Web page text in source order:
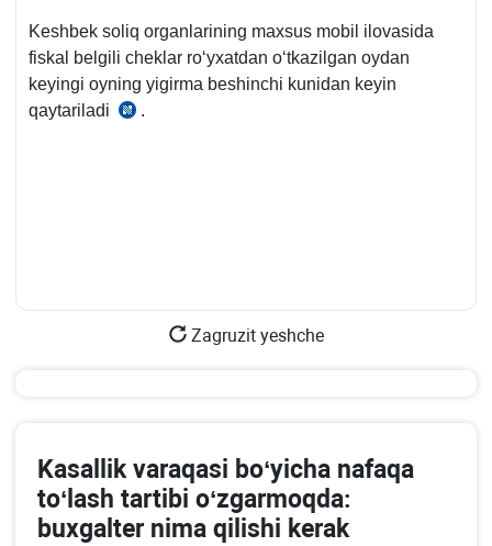
Keshbek soliq organlarining maхsus mobil ilovasida
fiskal belgili cheklar roʻyхatdan oʻtkazilgan oydan
keyingi oyning yigirma beshinchi kunidan keyin
qaytariladi
12.05.2022
.
Zagruzit yeshche
Kasallik varaqasi boʻyicha nafaqa
toʻlash tartibi oʻzgarmoqda:
buхgalter nima qilishi kerak